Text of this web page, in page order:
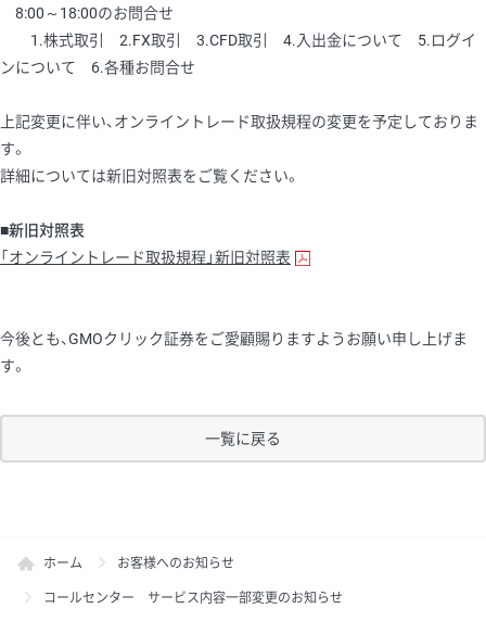
8:00～18:00のお問合せ
1.株式取引 2.FX取引 3.CFD取引 4.入出金について 5.ログイ
ンについて 6.各種お問合せ
上記変更に伴い、オンライントレード取扱規程の変更を予定しておりま
す。
詳細については新旧対照表をご覧ください。
■新旧対照表
「オンライントレード取扱規程」新旧対照表
今後とも、GMOクリック証券をご愛顧賜りますようお願い申し上げま
す。
一覧に戻る
ホーム お客様へのお知らせ
コールセンター サービス内容一部変更のお知らせ